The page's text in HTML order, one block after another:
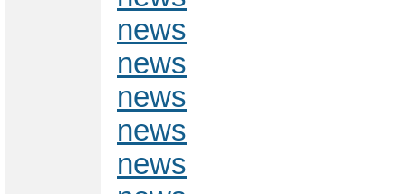
news
news
news
news
news